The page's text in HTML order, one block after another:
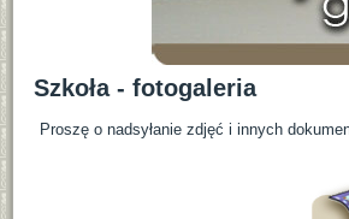
Szkoła - fotogaleria
Proszę o nadsyłanie zdjęć i innych